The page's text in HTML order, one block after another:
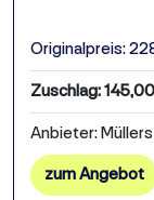
Originalpreis:
Zuschlag:
Anbieter:
zum Angebot